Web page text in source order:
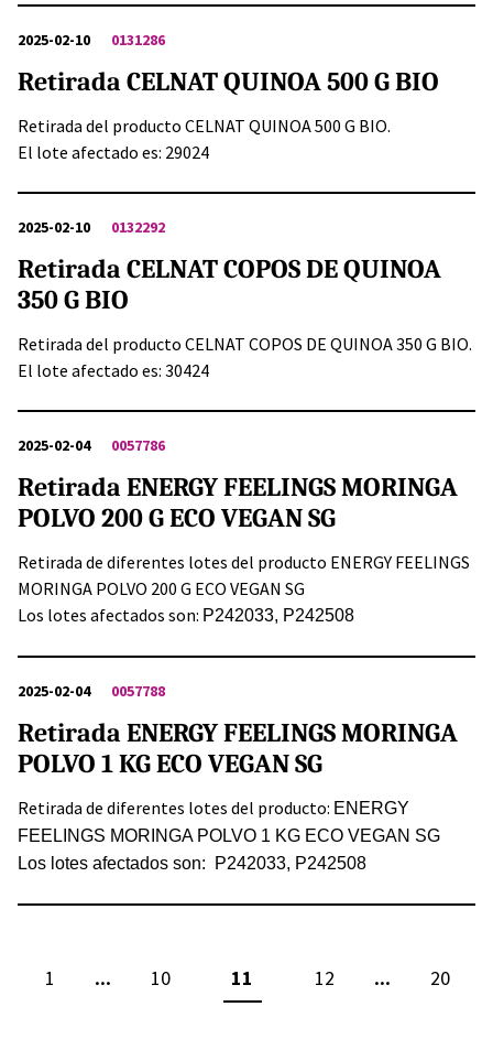
2025-02-10 0131286
Retirada CELNAT QUINOA 500 G BIO
Retirada del producto CELNAT QUINOA 500 G BIO.
El lote afectado es: 29024
2025-02-10 0132292
Retirada CELNAT COPOS DE QUINOA
350 G BIO
Retirada del producto CELNAT COPOS DE QUINOA 350 G BIO.
El lote afectado es: 30424
2025-02-04 0057786
Retirada ENERGY FEELINGS MORINGA
POLVO 200 G ECO VEGAN SG
Retirada de diferentes lotes del producto ENERGY FEELINGS
MORINGA POLVO 200 G ECO VEGAN SG
Los lotes afectados son: P242033, P242508
2025-02-04 0057788
Retirada ENERGY FEELINGS MORINGA
POLVO 1 KG ECO VEGAN SG
Retirada de diferentes lotes del producto: ENERGY
FEELINGS MORINGA POLVO 1 KG ECO VEGAN SG
Los lotes afectados son:
P242033, P242508
1 ... 10 11 12 ... 20